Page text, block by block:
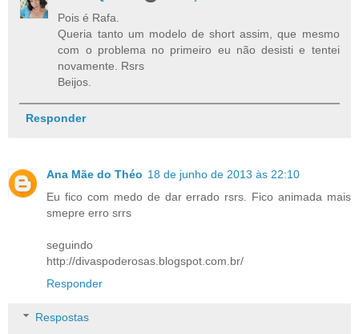
Pois é Rafa.
Queria tanto um modelo de short assim, que mesmo
com o problema no primeiro eu não desisti e tentei
novamente. Rsrs
Beijos.
Responder
Ana Mãe do Théo 18 de junho de 2013 às 22:10
Eu fico com medo de dar errado rsrs. Fico animada mais
smepre erro srrs
seguindo
http://divaspoderosas.blogspot.com.br/
Responder
Respostas